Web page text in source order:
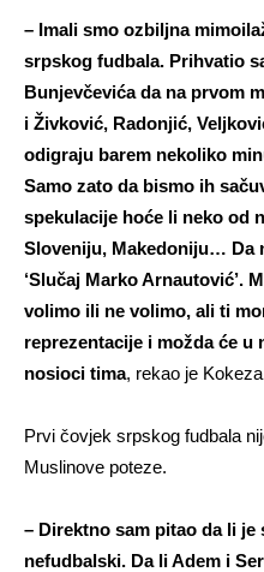
– Imali smo ozbiljna
srpskog fudbala. Prihvatio
Bunjevčevića da na prvom
i Živković, Radonjić,
odigraju barem nekoliko
Samo zato da bismo ih
spekulacije hoće li neko od
Sloveniju, Makedoniju… Da
‘Slučaj Marko Arnautović’.
volimo ili ne volimo, ali ti
reprezentacije i možda će u
nosioci tima, rekao je
Prvi čovjek srpskog fudbala
Muslinove poteze.
– Direktno sam pitao da li
nefudbalski. Da li Adem i